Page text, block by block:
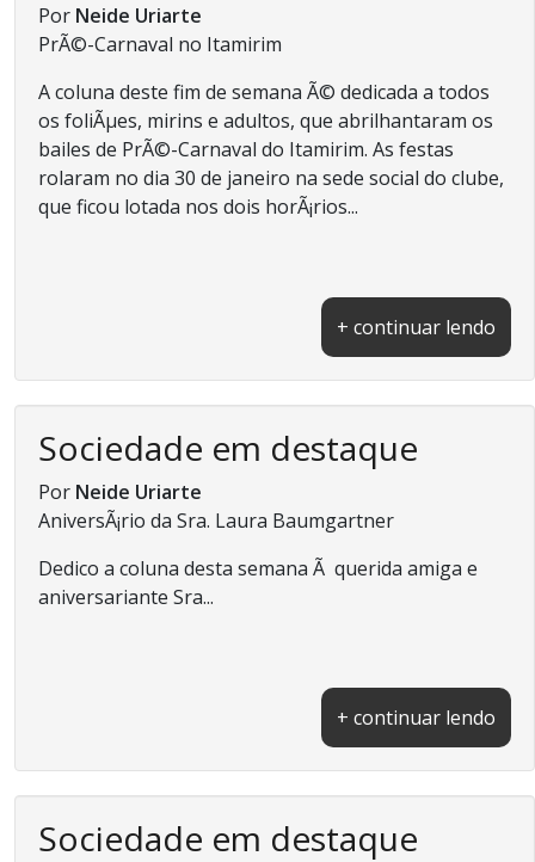
Por Neide Uriarte
PrÃ©-Carnaval no Itamirim
A coluna deste fim de semana Ã© dedicada a todos
os foliÃµes, mirins e adultos, que abrilhantaram os
bailes de PrÃ©-Carnaval do Itamirim. As festas
rolaram no dia 30 de janeiro na sede social do clube,
que ficou lotada nos dois horÃ¡rios...
+ continuar lendo
Sociedade em destaque
Por Neide Uriarte
AniversÃ¡rio da Sra. Laura Baumgartner
Dedico a coluna desta semana Ã querida amiga e
aniversariante Sra...
+ continuar lendo
Sociedade em destaque